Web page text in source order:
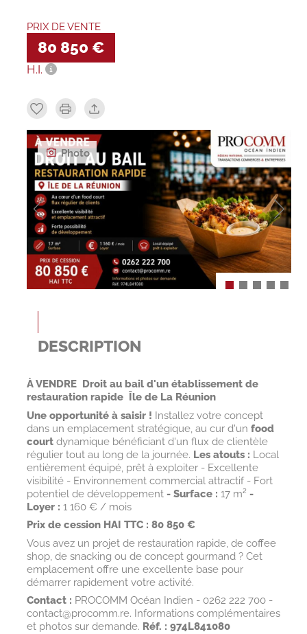
Photo
DESCRIPTION
À VENDRE  Droit au bail d'un établissement de
restauration rapide  Île de La Réunion
Une opportunité à saisir ! Installez votre concept
dans un emplacement stratégique, au cur d'un food
courtdynamique bénéficiant d'un flux de clientèle
régulier tout au long de la journée. Les atouts : Local
entièrement équipé, prêt à exploiter - Excellente
visibilité - Environnement commercial attractif - Fort
potentiel de développement- Surface : 17 m² -
Loyer : 1 160 € / mois
Prix de cession HAI TTC : 80 850 €
Vous avez un projet de restauration rapide, de coffee
shop, de snacking ou de concept gourmand ? Cet
emplacement offre une excellente base pour
démarrer rapidement votre activité.
Contact : PROCOMM Océan Indien - 0262 222 700 -
contact@procomm.re. Informations complémentaires
et photos sur demande. Réf. : 974L841080
PRIX DE VENTE
80 850 €
H.I.